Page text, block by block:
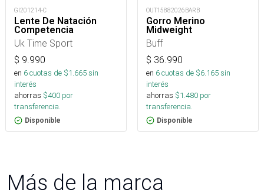
GI201214-C
Lente De Natación
Competencia
Uk Time Sport
$ 9.990
en 6cuotas de $1.665sin
interés
ahorras $400 por
transferencia.
Disponible
OUT15882026BARB
Gorro Merino
Midweight
Buff
$ 36.990
en 6cuotas de $6.165sin
interés
ahorras $1.480 por
transferencia.
Disponible
Más de la marca